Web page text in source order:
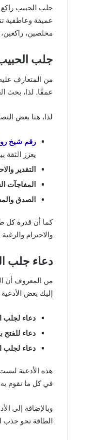
جلب الحبيب
عميقة وعاطفية
مخلصين،
جلب
من المتعارف
عمقًا. لذا، بحث
لذا، هنا بعض
رقم شيخ
يعزز الثقة
التقدير
المفاجآت
الصدق
كما أن قدرة كل
والاحترام والرغبة
دعاء جلب
من المعروف أن
إليك بعض
دعاء لجلب
دعاء للفتح
دعاء لجلب
هذه الأدعية
في كل ما نقوم
وبالإضافة إلى
الطاقة نحو جذب